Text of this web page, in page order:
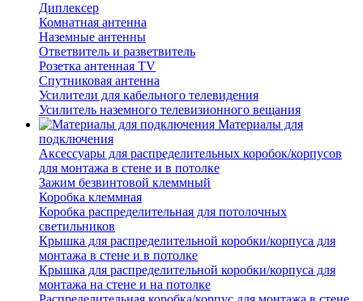
Диплексер
Комнатная антенна
Наземные антенны
Ответвитель и разветвитель
Розетка антенная TV
Спутниковая антенна
Усилители для кабельного телевидения
Усилитель наземного телевизионного вещания
Материалы для
подключения
Аксессуары для распределительных коробок/корпусов
для монтажа в стене и в потолке
Зажим безвинтовой клеммный
Коробка клеммная
Коробка распределительная для потолочных
светильников
Крышка для распределительной коробки/корпуса для
монтажа в стене и в потолке
Крышка для распределительной коробки/корпуса для
монтажа на стене и на потолке